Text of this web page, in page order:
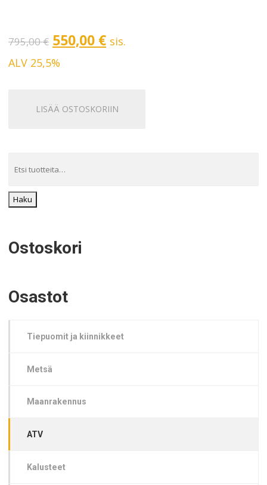
795,00€ Alkuperäinen
hinta
795,00 €.
550,00 €Nykyinen
550,00 €.
sis.
ALV 25,5%
LISÄÄ OSTOSKORIIN
Haku
Ostoskori
Osastot
Tiepuomit ja kiinnikkeet
Metsä
Maanrakennus
ATV
Kalusteet